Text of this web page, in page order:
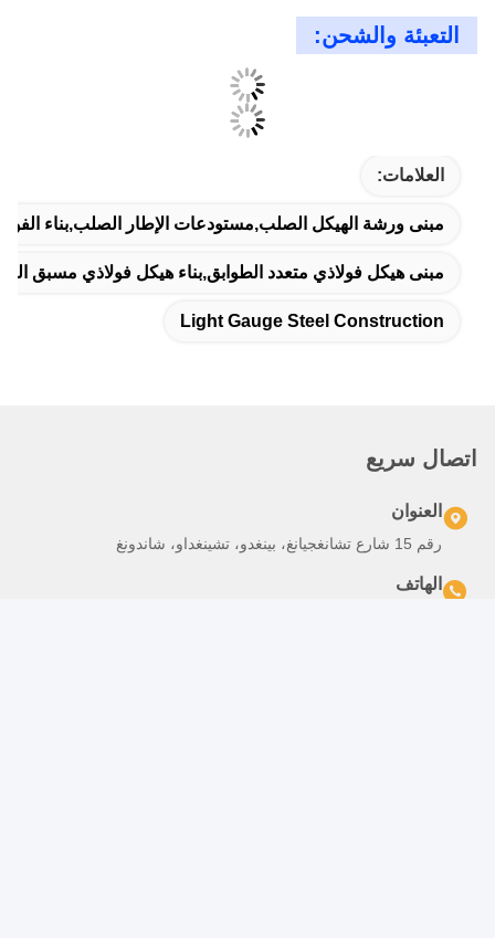
في بناء الهيكل الصلب، ونحن نقدم الدعم التقني الشامل والخدمات
لضمان أن عملائنا الحصول على أقصى قدر من منتجاتنا.فريقنا من ذوي
الخبرة هو دائما في متناول اليد للإجابة على أي أسئلة قد يكون لديك حول
المباني البنية الصلبة لدينا وتركيبهاخدمات الدعم التقني لدينا تشمل:
تقديم المشورة الخبراء في تصميم البناء والبناء
هدفنا هو توفير أعلى مستوى من الخدمة والدعم لعملائنا طوال دورة حياة
مبنى هيكل فولاذي متعدد الطوابق,بناء هيكل فولاذي مسبق